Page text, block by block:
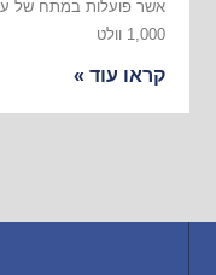
אשר פועלות במתח של
1,000 וולט
קראו עוד »